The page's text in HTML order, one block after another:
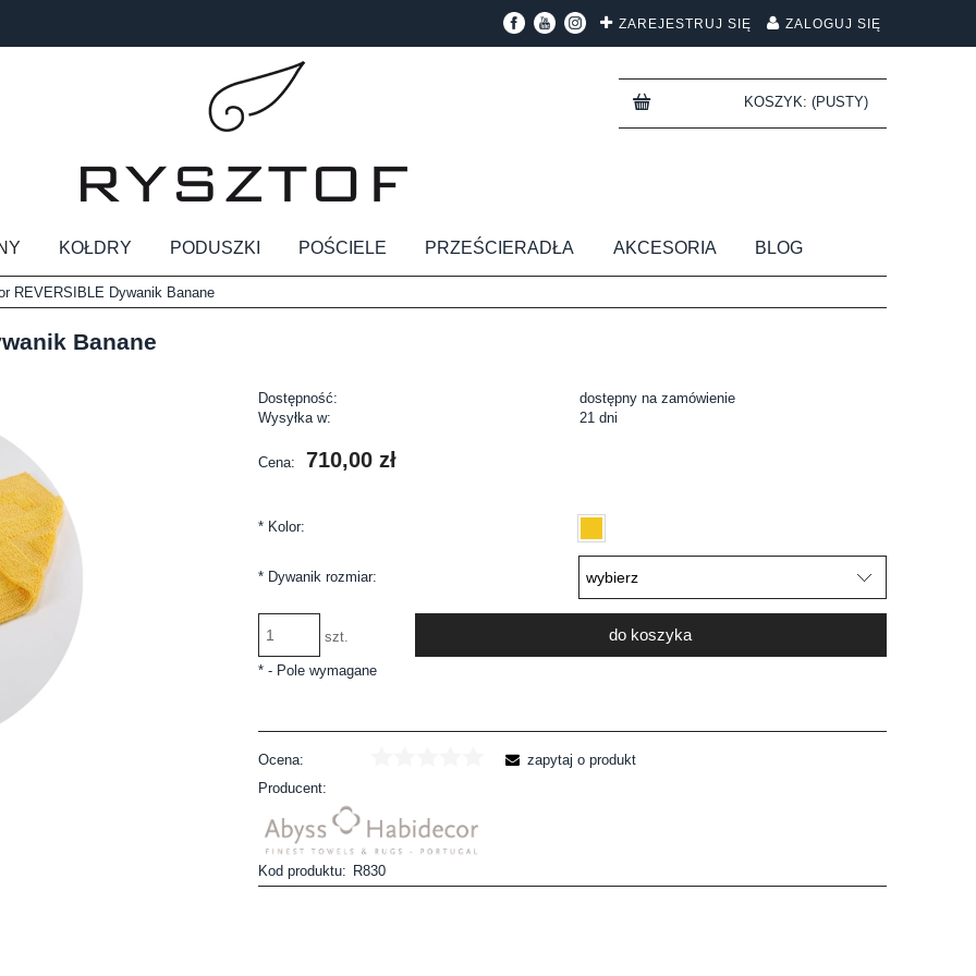
ZAREJESTRUJ SIĘ ZALOGUJ SIĘ
KOSZYK: (PUSTY)
KOŁDRY PODUSZKI POŚCIELE PRZEŚCIERADŁA AKCESORIA BLOG
REVERSIBLE Dywanik Banane
Banane
Dostępność:
dostępny na zamówienie
Wysyłka w:
21 dni
Cena: 710,00 zł
*Kolor:
*Dywanik rozmiar:
szt. do koszyka
*- Pole wymagane
Ocena:
Producent:
Kod produktu: R830
zapytaj o produkt